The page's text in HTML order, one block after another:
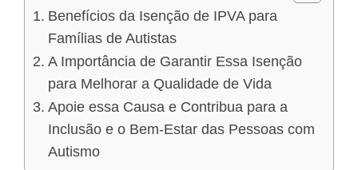
Benefícios da Isenção de IPVA para
Famílias de Autistas
A Importância de Garantir Essa Isenção
para Melhorar a Qualidade de Vida
Apoie essa Causa e Contribua para a
Inclusão e o Bem-Estar das Pessoas com
Autismo